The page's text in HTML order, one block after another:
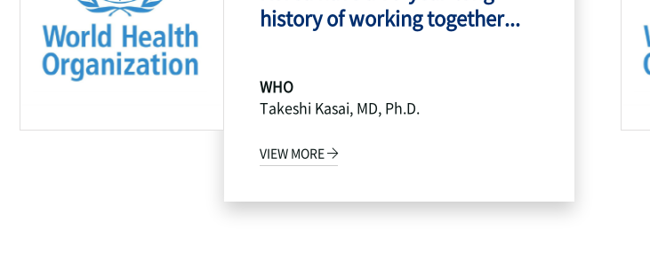
history of working together...
WHO
Takeshi Kasai, MD, Ph.D.
VIEW MORE